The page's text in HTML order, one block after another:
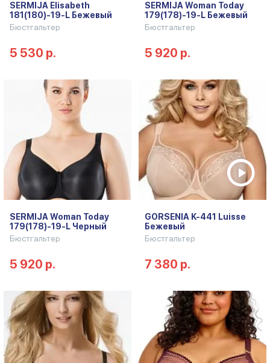
SERMIJA Elisabeth
181(180)-19-L Бежевый
Бюстгальтер
5 530 р.
SERMIJA Woman Today
179(178)-19-L Бежевый
Бюстгальтер
5 920 р.
SERMIJA Woman Today
179(178)-19-L Черный
Бюстгальтер
5 920 р.
GORSENIA K-441 Luisse
Бежевый
Бюстгальтер
7 380 р.